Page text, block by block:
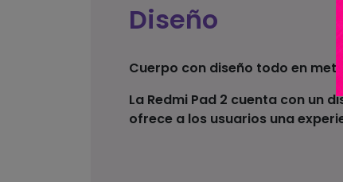
Diseño
Cuerpo con diseño todo en metal.
La Redmi Pad 2 cuenta con un
ofrece a los usuarios una